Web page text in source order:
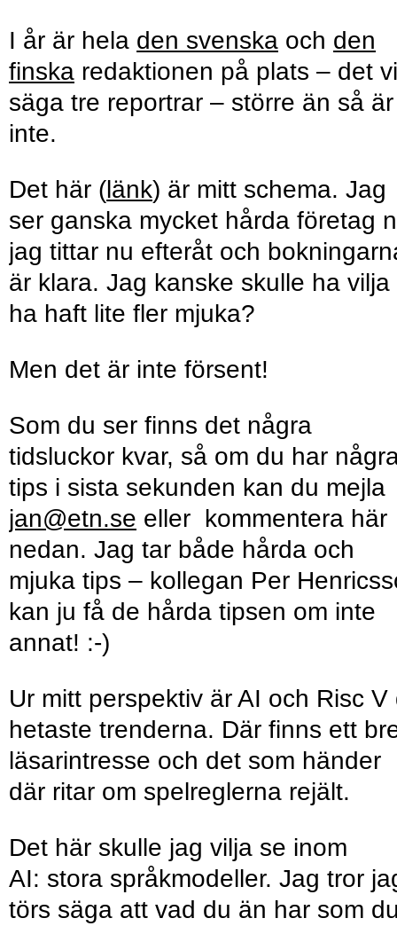
I år är hela den svenska och den
finska redaktionen på plats – det
säga tre reportrar – större än så
inte.
Det här (länk) är mitt schema. Jag
ser ganska mycket hårda företag
jag tittar nu efteråt och
är klara. Jag kanske skulle ha vilja
ha haft lite fler mjuka?
Men det är inte försent!
Som du ser finns det några
tidsluckor kvar, så om du har
tips i sista sekunden kan du mejla
jan@etn.se eller kommentera här
nedan. Jag tar både hårda och
mjuka tips – kollegan Per
kan ju få de hårda tipsen om inte
annat! :-)
Ur mitt perspektiv är AI och Risc V
hetaste trenderna. Där finns ett
läsarintresse och det som händer
där ritar om spelreglerna rejält.
Det här skulle jag vilja se inom
AI: stora språkmodeller. Jag tror
törs säga att vad du än har som